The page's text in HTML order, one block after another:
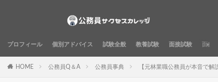
プロフィール 個別アドバイス 試験全般 教養試験 面接試験 面接
HOME 公務員Q＆A 公務員事典 【元林業職公務員が本音で